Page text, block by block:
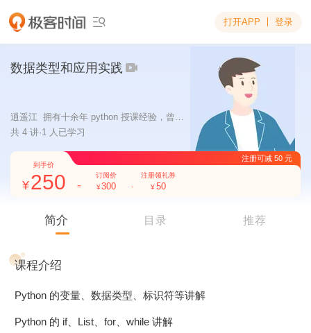
 打开APP 登录
数据类型和应用实践
逍遥江 拥有十余年 python 授课经验，曾是“北京联合大学计算机应用”比赛优秀指导教师 ; 曾参与过知名项目管理线上工具的开发，出租车行业企业管理系统开发等，熟练掌握 Js、Jquery、Python、Django、Flask、PHP、MySQL SQLserver、Linux、Vue、Bootstrap 等技术。
共 4 讲·1 人已学习
250
订阅价
300
50
简介 目录 推荐
课程介绍
Python 的变量、数据类型、标识符等讲解
Python 的 if、List、for、while 讲解